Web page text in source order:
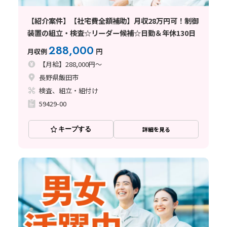
【紹介案件】【社宅費全額補助】月収28万円可！制御
装置の組立・検査☆リーダー候補☆日勤＆年休130日
月収例288,000 円
【月給】288,000円～
長野県飯田市
検査、組立・組付け
59429-00
キープする 詳細を見る